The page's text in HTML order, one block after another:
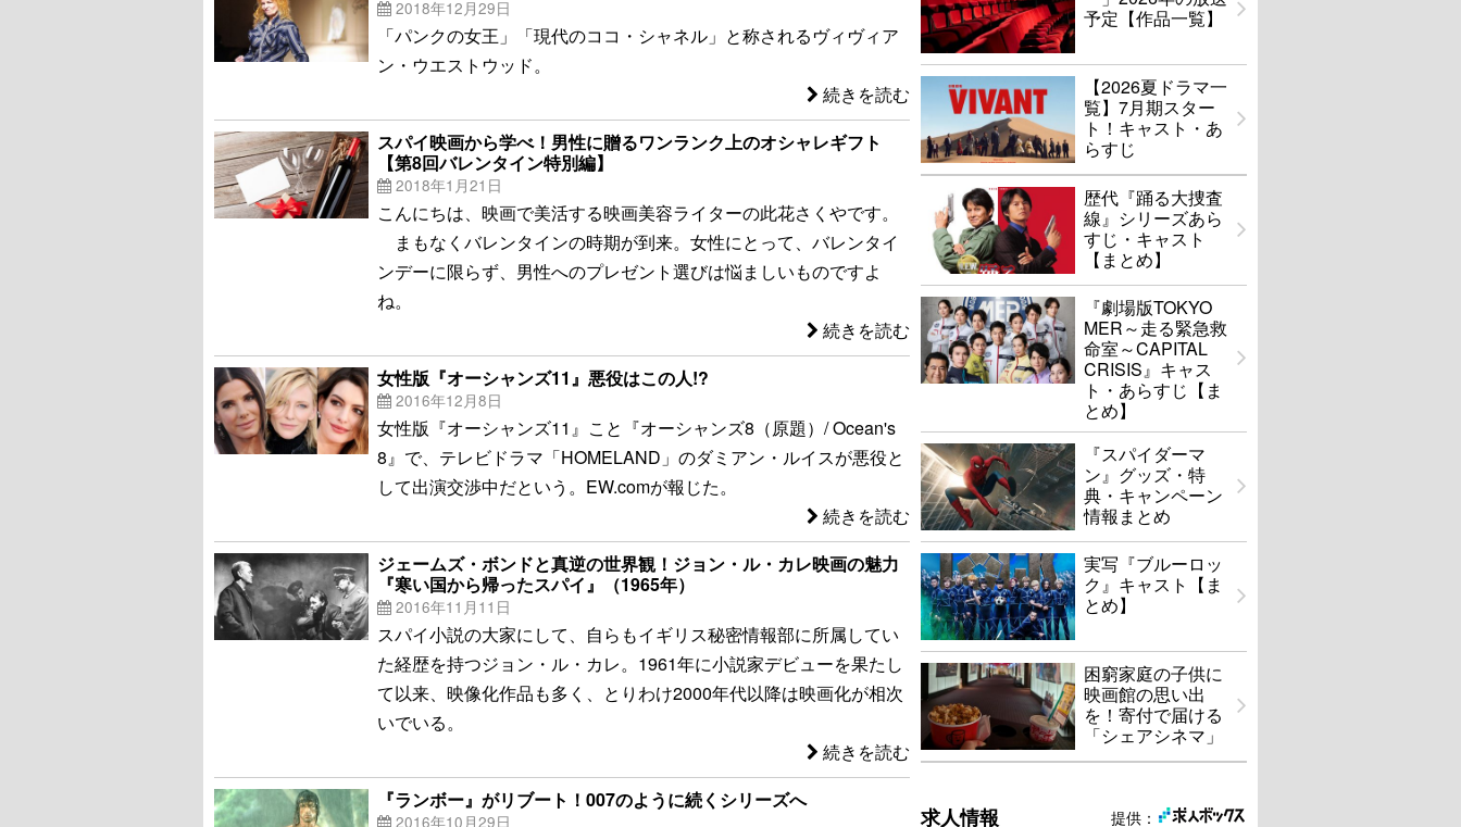
2018年12月29日
「パンクの女王」「現代のココ・シャネル」と称されるヴィヴィア
ン・ウエストウッド。
続きを読む
スパイ映画から学べ！男性に贈るワンランク上のオシャレギフト
【第8回バレンタイン特別編】
2018年1月21日
こんにちは、映画で美活する映画美容ライターの此花さくやです。
まもなくバレンタインの時期が到来。女性にとって、バレンタイ
ンデーに限らず、男性へのプレゼント選びは悩ましいものですよ
ね。
続きを読む
女性版『オーシャンズ11』悪役はこの人!?
2016年12月8日
女性版『オーシャンズ11』こと『オーシャンズ8（原題）/ Ocean's
8』で、テレビドラマ「HOMELAND」のダミアン・ルイスが悪役と
して出演交渉中だという。EW.comが報じた。
続きを読む
ジェームズ・ボンドと真逆の世界観！ジョン・ル・カレ映画の魅力
『寒い国から帰ったスパイ』（1965年）
2016年11月11日
スパイ小説の大家にして、自らもイギリス秘密情報部に所属してい
た経歴を持つジョン・ル・カレ。1961年に小説家デビューを果たし
て以来、映像化作品も多く、とりわけ2000年代以降は映画化が相次
いでいる。
続きを読む
『ランボー』がリブート！007のように続くシリーズへ
2016年10月29日
予定【作品一覧】
【2026夏ドラマ一
覧】7月期スター
ト！キャスト・あ
らすじ
歴代『踊る大捜査
線』シリーズあら
すじ・キャスト
【まとめ】
『劇場版TOKYO
MER～走る緊急救
命室～CAPITAL
CRISIS』キャス
ト・あらすじ【ま
とめ】
『スパイダーマ
ン』グッズ・特
典・キャンペーン
情報まとめ
実写『ブルーロッ
ク』キャスト【ま
とめ】
困窮家庭の子供に
映画館の思い出
を！寄付で届ける
「シェアシネマ」
提供：
求人情報